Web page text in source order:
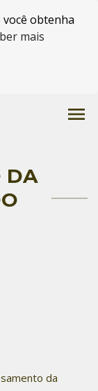
obtenha
mais
menu
DA
da